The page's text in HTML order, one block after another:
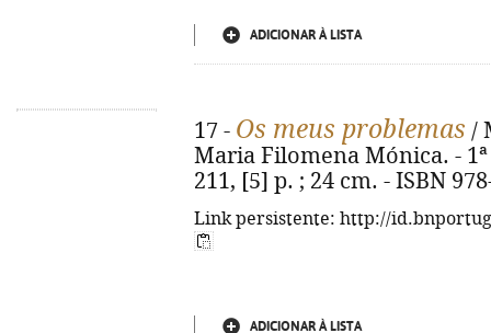
ADICIONAR À LISTA
17 - Os meus problemas /
Maria Filomena Mónica. -
211, [5] p. ; 24 cm. - ISBN
Link persistente: http://
ADICIONAR À LISTA